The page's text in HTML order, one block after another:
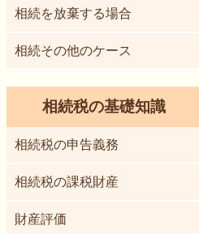
相続を放棄する場合
相続その他のケース
相続税の基礎知識
相続税の申告義務
相続税の課税財産
財産評価